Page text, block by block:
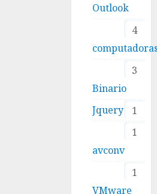
Outlook
4
3
Binario
1
Jquery
1
avconv
1
VMware